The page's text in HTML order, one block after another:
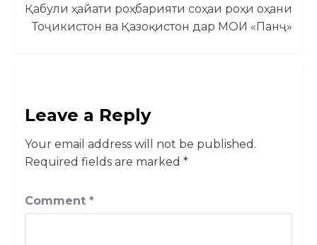
Қабули ҳайати роҳбарияти соҳаи роҳи оҳани
Тоҷикистон ва Қазоқистон дар МОИ «Панҷ»
Leave a Reply
Your email address will not be published.
Required fields are marked *
Comment *